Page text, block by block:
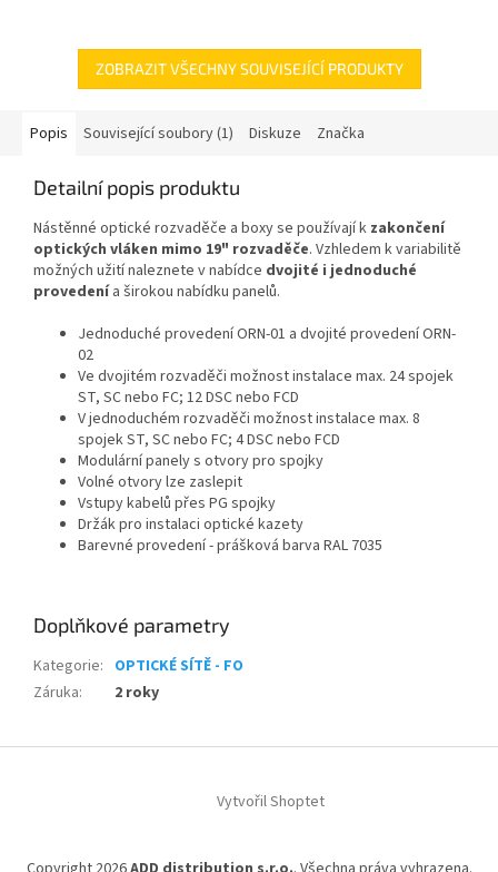
ZOBRAZIT VŠECHNY SOUVISEJÍCÍ PRODUKTY
Popis Související soubory (1) Diskuze Značka
Detailní popis produktu
Nástěnné optické rozvaděče a boxy se používají k zakončení
optických vláken mimo 19" rozvaděče. Vzhledem k variabilitě
možných užití naleznete v nabídce dvojité i jednoduché
provedenía širokou nabídku panelů.
Jednoduché provedení ORN-01 a dvojité provedení ORN-
02
Ve dvojitém rozvaděči možnost instalace max. 24 spojek
ST, SC nebo FC; 12 DSC nebo FCD
V jednoduchém rozvaděči možnost instalace max. 8
spojek ST, SC nebo FC; 4 DSC nebo FCD
Modulární panely s otvory pro spojky
Volné otvory lze zaslepit
Vstupy kabelů přes PG spojky
Držák pro instalaci optické kazety
Barevné provedení - prášková barva RAL 7035
Doplňkové parametry
Kategorie: OPTICKÉ SÍTĚ - FO
Záruka: 2 roky
Vytvořil Shoptet